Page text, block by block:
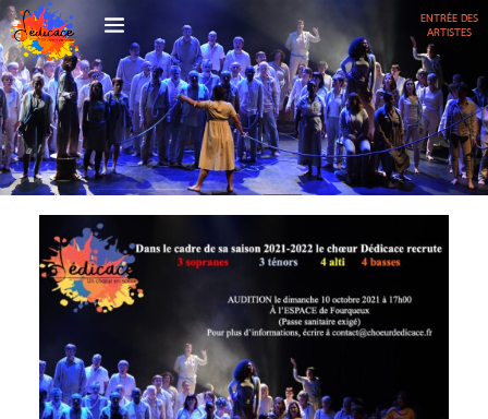
ENTRÉE DES
ARTISTES